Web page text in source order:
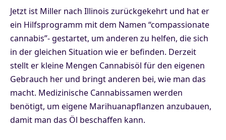
Jetzt ist Miller nach Illinois zurückgekehrt und hat er
ein Hilfsprogramm mit dem Namen “compassionate
cannabis”- gestartet, um anderen zu helfen, die sich
in der gleichen Situation wie er befinden. Derzeit
stellt er kleine Mengen Cannabisöl für den eigenen
Gebrauch her und bringt anderen bei, wie man das
macht. Medizinische Cannabissamen werden
benötigt, um eigene Marihuanapflanzen anzubauen,
damit man das Öl beschaffen kann.